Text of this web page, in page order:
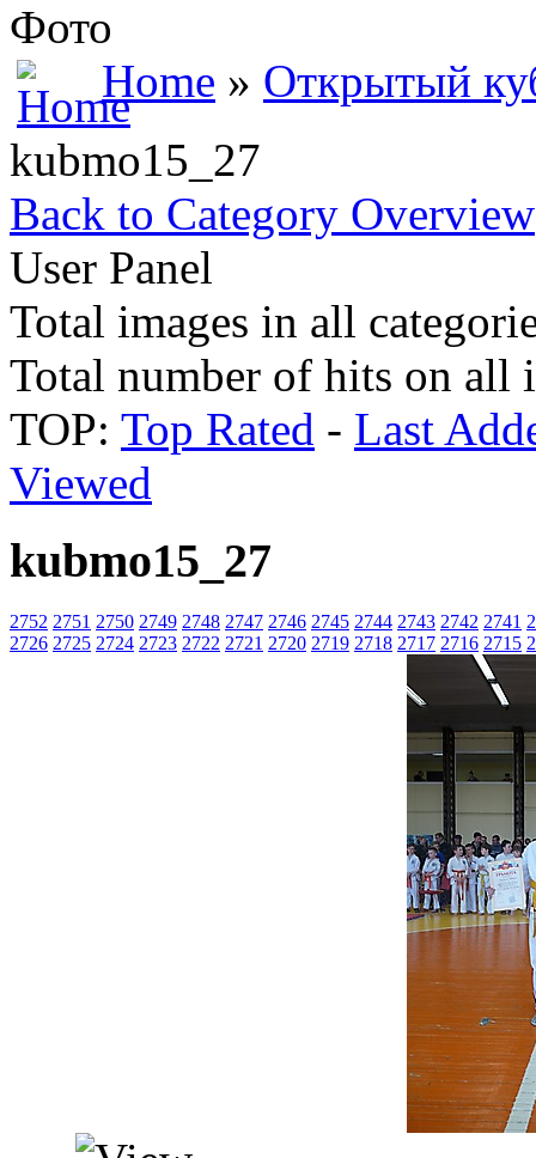
Фото
Home » Открытый
kubmo15_27
Back to Category Overview
User Panel
Total images in all
Total number of hits on all
TOP: Top Rated - Last
Viewed
kubmo15_27
2752 2751 2750 2749 2748 2747 2746 2745 2744 2743 2742 2741
2726 2725 2724 2723 2722 2721 2720 2719 2718 2717 2716 2715